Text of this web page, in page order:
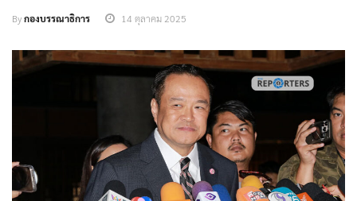
Byกองบรรณาธิการ 14 ตุลาคม 2025